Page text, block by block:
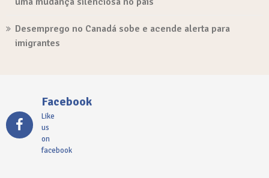
Desemprego no Canadá sobe e acende alerta para
imigrantes
Facebook
Like
us
on
facebook